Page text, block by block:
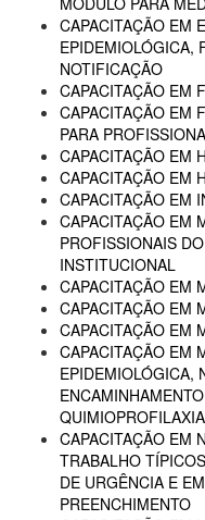
CAPACITAÇÃO EM
EPIDEMIOLÓGICA,
NOTIFICAÇÃO
CAPACITAÇÃO EM
CAPACITAÇÃO EM
PARA
CAPACITAÇÃO EM
CAPACITAÇÃO EM
CAPACITAÇÃO EM
CAPACITAÇÃO EM
PROFISSIONAIS
INSTITUCIONAL
CAPACITAÇÃO EM
CAPACITAÇÃO EM
CAPACITAÇÃO EM
CAPACITAÇÃO EM
EPIDEMIOLÓGICA,
CAPACITAÇÃO EM
TRABALHO
DE URGÊNCIA E
PREENCHIMENTO